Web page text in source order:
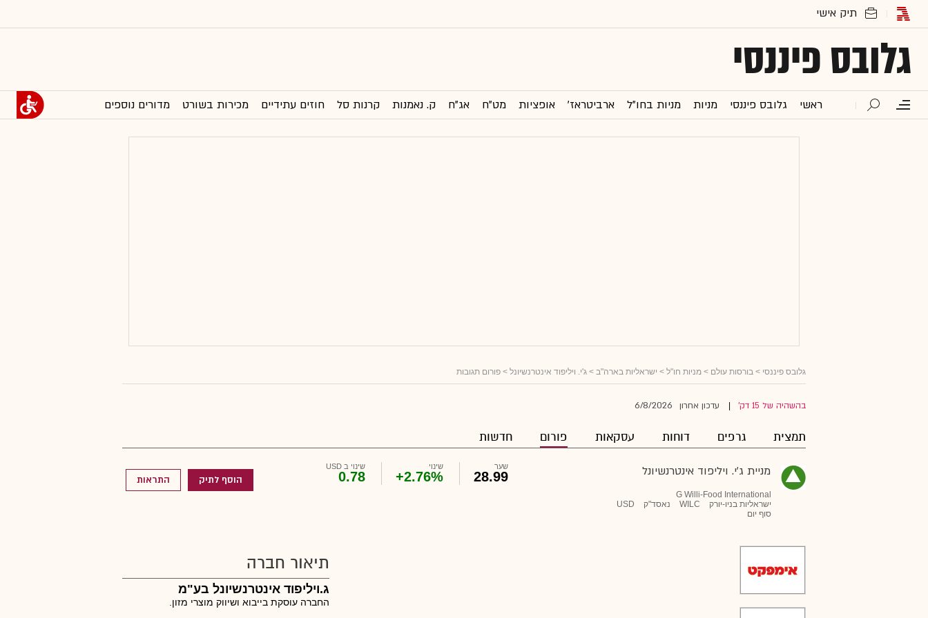
גלובס פיננסי
ראשי גלובס פיננסי מניות מניות בחו"ל ארביטראז' אופציות מט"ח אג"ח ק. נאמנות קרנות סל חוזים עתידיים מכירות בשורט מדורים נוספים
גלובס פיננסי > בורסות עולם > מניות חו"ל > ישראליות בארה"ב > ג'י. ויליפוד אינטרנשיונל > פורום תגובות
בהשהיה של 15 דק' עדכון אחרון 6/8/2026
תמצית גרפים דוחות עסקאות פורום חדשות
מניית ג'י. ויליפוד אינטרנשיונל
G Willi-Food International
ישראליות בניו-יורק
WILC נאסד"ק
USD
סוף יום
שער
28.99
שינוי
+2.76%
שינוי ב USD
0.78 הוסף לתיק התראות
תיאור חברה
ג.ויליפוד אינטרנשיונל בע"מ
החברה עוסקת בייבוא ושיווק מוצרי מזון.